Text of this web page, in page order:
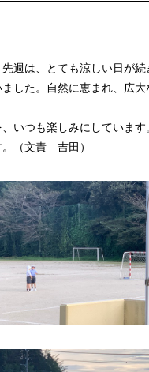
、とても涼しい日が続き
した。自然に恵まれ、広
つも楽しみにしています
（文責 吉田）